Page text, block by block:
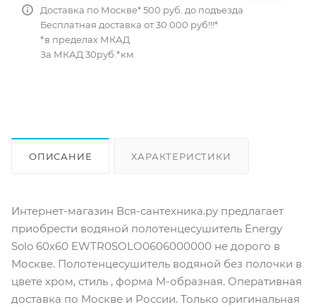
Доставка по Москве* 500 руб. до подъезда
Бесплатная доставка от 30.000 руб!!!*
*в пределах МКАД
За МКАД 30руб.*км
ОПИСАНИЕ ХАРАКТЕРИСТИКИ
Интернет-магазин Вся-сантехника.ру предлагает
приобрести водяной полотенцесушитель Energy
Solo 60x60 EWTR0SOLO0606000000 не дорого в
Москве. Полотенцесушитель водяной без полочки в
цвете хром, стиль , форма M-образная. Оперативная
доставка по Москве и России. Только оригинальная